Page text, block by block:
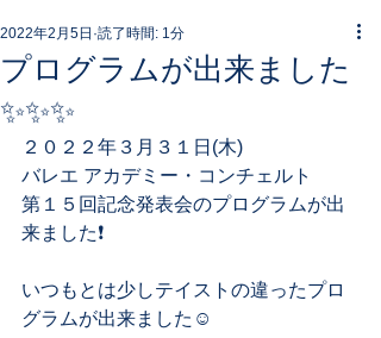
プログラムが出来ました
✨✨✨
2022年2月5日 読了時間: 1分
２０２２年３月３１日(木)
バレエ アカデミー・コンチェルト
第１５回記念発表会のプログラムが出
来ました❗️
いつもとは少しテイストの違ったプロ
グラムが出来ました☺️